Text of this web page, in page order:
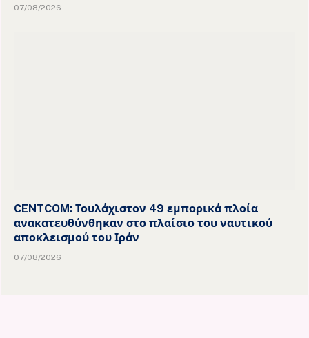
07/08/2026
CENTCOM: Τουλάχιστον 49 εμπορικά πλοία
ανακατευθύνθηκαν στο πλαίσιο του ναυτικού
αποκλεισμού του Ιράν
07/08/2026